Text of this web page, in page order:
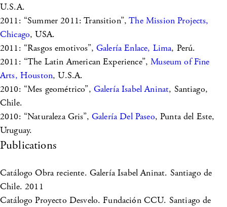
U.S.A.
2011: “Summer 2011: Transition”,The Mission Projects,
Chicago, USA.
2011: “Rasgos emotivos”,Galería Enlace, Lima, Perú.
2011: “The Latin American Experience”,Museum of Fine
Arts, Houston, U.S.A.
2010: “Mes geométrico”, Galería Isabel Aninat, Santiago,
Chile.
2010: “Naturaleza Gris”,Galería Del Paseo, Punta del Este,
Uruguay.
Publications
Catálogo Obra reciente. Galería Isabel Aninat. Santiago de
Chile. 2011
Catálogo Proyecto Desvelo. Fundación CCU. Santiago de